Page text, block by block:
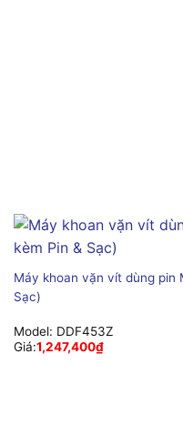
Máy khoan vặn vít dùng pin
Sạc)
Model: DDF453Z
Giá:1,247,400₫